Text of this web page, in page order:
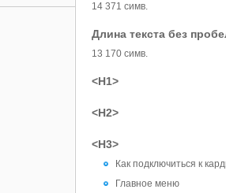
14 371 симв.
Длина текста без
13 170 симв.
<H1>
<H2>
<H3>
Как подключиться к
Главное меню